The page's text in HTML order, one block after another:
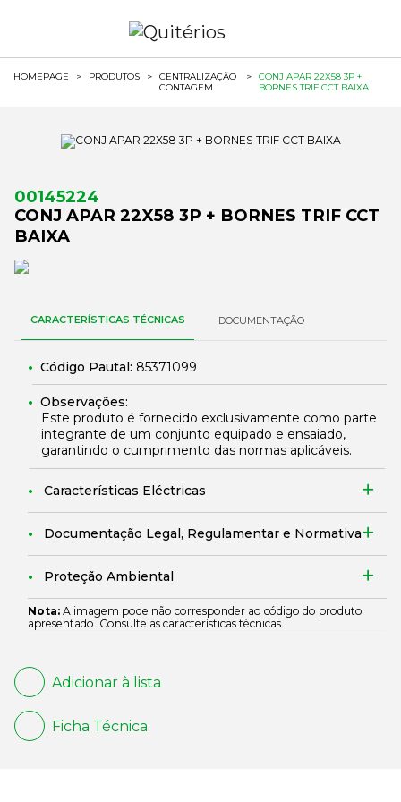
HOMEPAGE > PRODUTOS >
CENTRALIZAÇÃO
CONTAGEM
>
CONJ APAR 22X58 3P +
BORNES TRIF CCT BAIXA
00145224
CONJ APAR 22X58 3P + BORNES TRIF CCT
BAIXA
CARACTERÍSTICAS TÉCNICAS DOCUMENTAÇÃO
Código Pautal: 85371099
Observações:
Este produto é fornecido exclusivamente como parte
integrante de um conjunto equipado e ensaiado,
garantindo o cumprimento das normas aplicáveis.
Características Eléctricas
Documentação Legal, Regulamentar e Normativa
Proteção Ambiental
Nota: A imagem pode não corresponder ao código do produto
apresentado. Consulte as características técnicas.
Adicionar à lista
Ficha Técnica